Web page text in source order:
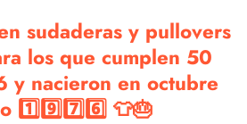
sudaderas y pullovers
los que cumplen 50
y nacieron en octubre
1️⃣9️⃣7️⃣6️⃣ 👕🎂